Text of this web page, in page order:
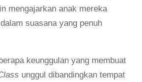
mengajarkan anak mereka
suasana yang penuh
keunggulan yang membuat
unggul dibandingkan tempat